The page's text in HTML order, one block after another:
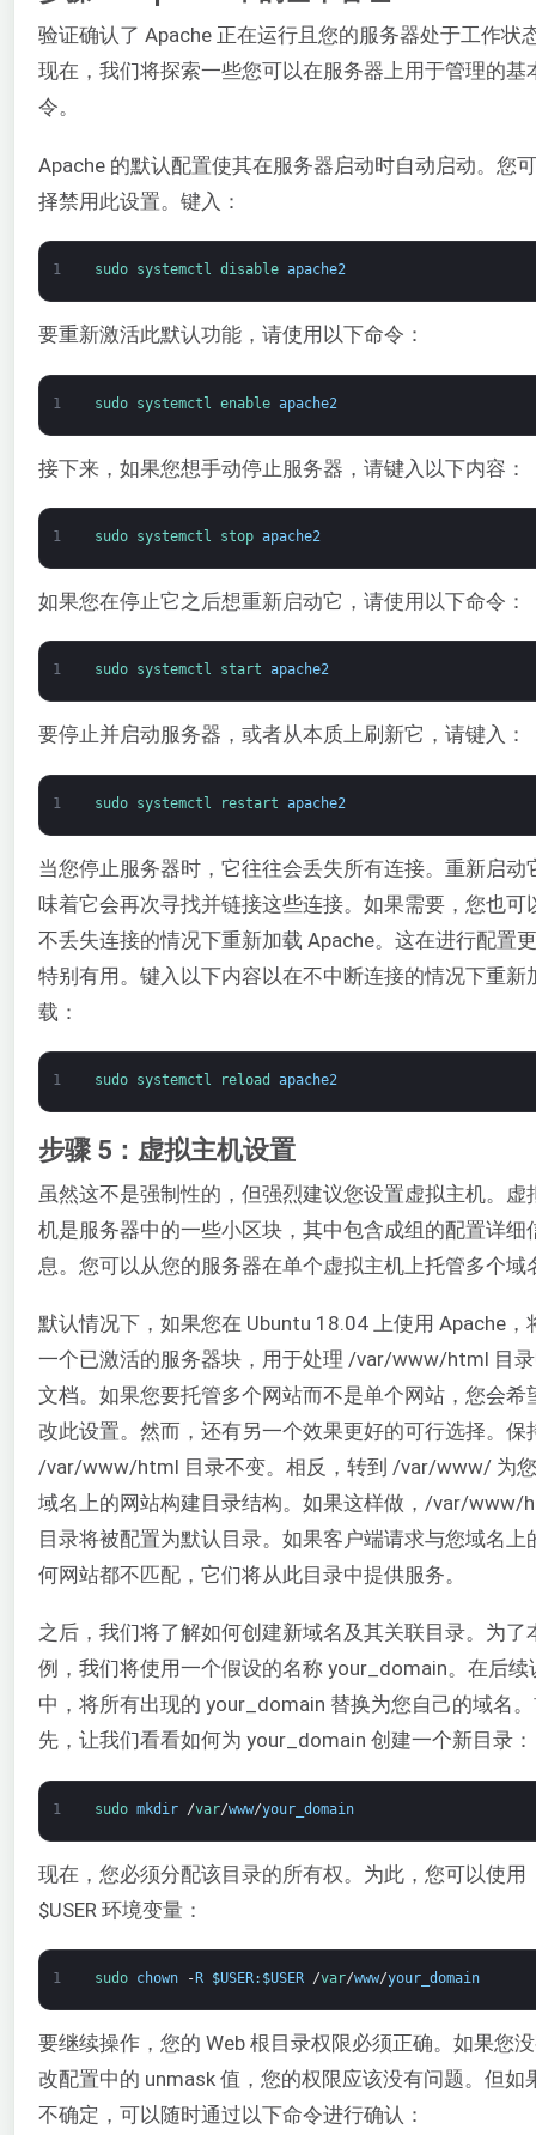
验证确认了 Apache 正在运行且您的服务器处于工作状
现在，我们将探索一些您可以在服务器上用于管理的基
令。
Apache 的默认配置使其在服务器启动时自动启动。您
择禁用此设置。键入：
1 sudo systemctl disable apache2
要重新激活此默认功能，请使用以下命令：
1 sudo systemctl enable apache2
接下来，如果您想手动停止服务器，请键入以下内容：
1 sudo systemctl stop apache2
如果您在停止它之后想重新启动它，请使用以下命令：
1 sudo systemctl start apache2
要停止并启动服务器，或者从本质上刷新它，请键入：
1 sudo systemctl restart apache2
当您停止服务器时，它往往会丢失所有连接。重新启动
味着它会再次寻找并链接这些连接。如果需要，您也可
不丢失连接的情况下重新加载 Apache。这在进行配置
特别有用。键入以下内容以在不中断连接的情况下重新
载：
1 sudo systemctl reload apache2
步骤 5：虚拟主机设置
虽然这不是强制性的，但强烈建议您设置虚拟主机。虚
机是服务器中的一些小区块，其中包含成组的配置详细
息。您可以从您的服务器在单个虚拟主机上托管多个域
默认情况下，如果您在 Ubuntu 18.04 上使用 Apache，
一个已激活的服务器块，用于处理 /var/www/html 目
文档。如果您要托管多个网站而不是单个网站，您会希
改此设置。然而，还有另一个效果更好的可行选择。保
/var/www/html 目录不变。相反，转到 /var/www/ 为
域名上的网站构建目录结构。如果这样做，/var/www/
目录将被配置为默认目录。如果客户端请求与您域名上
何网站都不匹配，它们将从此目录中提供服务。
之后，我们将了解如何创建新域名及其关联目录。为了
例，我们将使用一个假设的名称 your_domain。在后续
中，将所有出现的 your_domain 替换为您自己的域名
先，让我们看看如何为 your_domain 创建一个新目录：
1 sudo mkdir /var/www/your_domain
现在，您必须分配该目录的所有权。为此，您可以使用
$USER 环境变量：
1 sudo chown - R $USER: $USER /var/www/your_domain
要继续操作，您的 Web 根目录权限必须正确。如果您
改配置中的 unmask 值，您的权限应该没有问题。但如
不确定，可以随时通过以下命令进行确认：